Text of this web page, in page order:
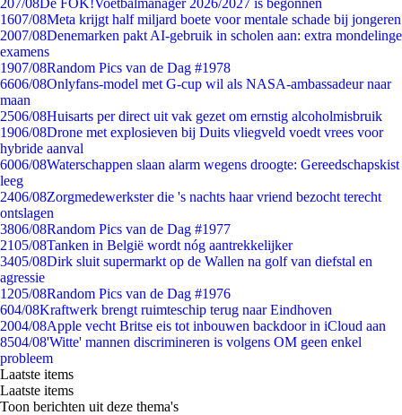
207/08De FOK!Voetbalmanager 2026/2027 is begonnen
1607/08Meta krijgt half miljard boete voor mentale schade bij jongeren
2007/08Denemarken pakt AI-gebruik in scholen aan: extra mondelinge
examens
1907/08Random Pics van de Dag #1978
6606/08Onlyfans-model met G-cup wil als NASA-ambassadeur naar
maan
2506/08Huisarts per direct uit vak gezet om ernstig alcoholmisbruik
1906/08Drone met explosieven bij Duits vliegveld voedt vrees voor
hybride aanval
6006/08Waterschappen slaan alarm wegens droogte: Gereedschapskist
leeg
2406/08Zorgmedewerkster die 's nachts haar vriend bezocht terecht
ontslagen
3806/08Random Pics van de Dag #1977
2105/08Tanken in België wordt nóg aantrekkelijker
3405/08Dirk sluit supermarkt op de Wallen na golf van diefstal en
agressie
1205/08Random Pics van de Dag #1976
604/08Kraftwerk brengt ruimteschip terug naar Eindhoven
2004/08Apple vecht Britse eis tot inbouwen backdoor in iCloud aan
8504/08'Witte' mannen discrimineren is volgens OM geen enkel
probleem
Laatste items
Laatste items
Toon berichten uit deze thema's